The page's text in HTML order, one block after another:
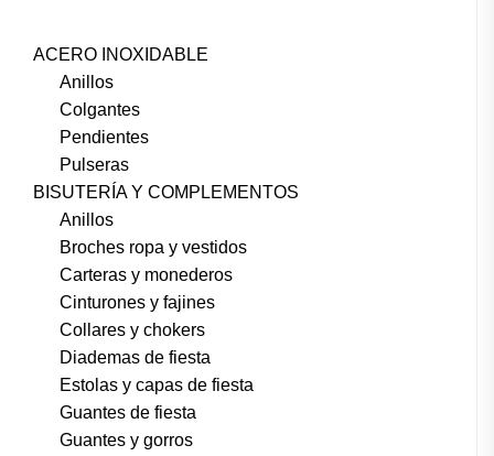
ACERO INOXIDABLE
Anillos
Colgantes
Pendientes
Pulseras
BISUTERÍA Y COMPLEMENTOS
Anillos
Broches ropa y vestidos
Carteras y monederos
Cinturones y fajines
Collares y chokers
Diademas de fiesta
Estolas y capas de fiesta
Guantes de fiesta
Guantes y gorros